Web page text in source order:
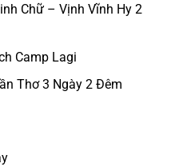
Chữ – Vịnh Vĩnh Hy 2
Camp Lagi
Thơ 3 Ngày 2 Đêm